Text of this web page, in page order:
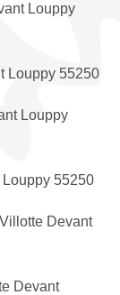
Louppy
Louppy 55250
Louppy
55250
Devant
Devant